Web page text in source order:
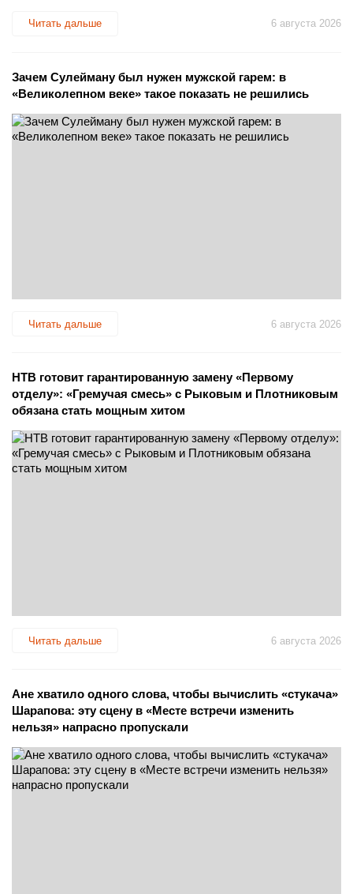
Читать дальше 6 августа 2026
Зачем Сулейману был нужен мужской гарем: в
«Великолепном веке» такое показать не решились
Читать дальше 6 августа 2026
НТВ готовит гарантированную замену «Первому
отделу»: «Гремучая смесь» с Рыковым и Плотниковым
обязана стать мощным хитом
Читать дальше 6 августа 2026
Ане хватило одного слова, чтобы вычислить «стукача»
Шарапова: эту сцену в «Месте встречи изменить
нельзя» напрасно пропускали